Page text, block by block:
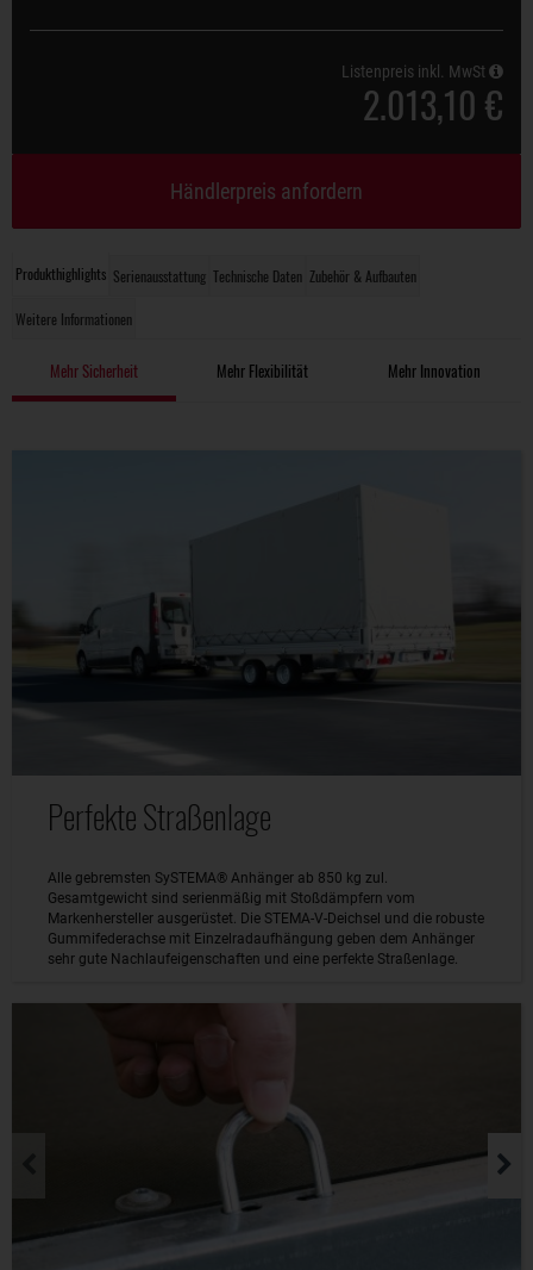
Produkthighlights Serienausstattung Technische Daten Zubehör & Aufbauten
Weitere Informationen
Mehr Sicherheit Mehr Flexibilität Mehr Innovation
Perfekte Straßenlage
Alle gebremsten SySTEMA® Anhänger ab 850 kg zul.
Gesamtgewicht sind serienmäßig mit Stoßdämpfern vom
Markenhersteller ausgerüstet. Die STEMA-V-Deichsel und die robuste
Gummifederachse mit Einzelradaufhängung geben dem Anhänger
sehr gute Nachlaufeigenschaften und eine perfekte Straßenlage.
Listenpreis inkl. MwSt
2.013,10 €
Händlerpreis anfordern